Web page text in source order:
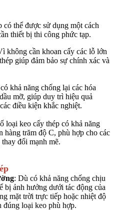
có thể được sử dụng một cách
thiết bị thi công phức tạp.
không cần khoan cấy các lỗ lớn
giúp đảm bảo sự chính xác và
khả năng chống lại các hóa
mỡ, giúp duy trì hiệu quả
điều kiện khắc nghiệt.
loại keo cấy thép có khả năng
hàng trăm độ C, phù hợp cho các
đổi mạnh mẽ.
: Dù có khả năng chống chịu
bị ảnh hưởng dưới tác động của
mặt trời trực tiếp hoặc nhiệt độ
đúng loại keo phù hợp.